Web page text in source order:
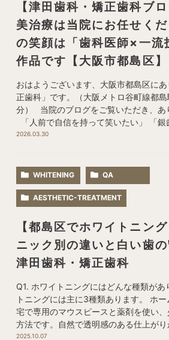
【津田歯科・矯正歯科ブ
美治療は当院にお任せく
の笑顔は「歯科医師×一流
作品です【大阪市都島区】
おはようございます、大阪市都島区に
正歯科」です。（大阪メトロ谷町線都
分） 当院のブログをご覧いただき、あ
「人前で自信を持って笑いたい」 「
2026.03.30
WHITENING QA
AESTHETIC-TREATMENT
【都島区でホワイトニン
ニック別の違いと白い歯
津田歯科・矯正歯科
Q1. ホワイトニングにはどんな種類があ
トニングには主に3種類あります。 ホ
宅で専用のマウスピースと薬剤を使い
方法です。自然で透明感のある仕上が
2025.10.07